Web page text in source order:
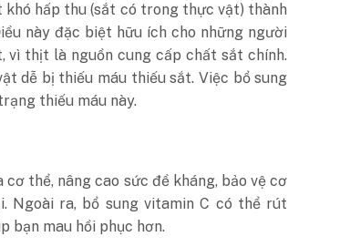
hấp thu (sắt có trong thực vật) thành
này đặc biệt hữu ích cho những người
vì thịt là nguồn cung cấp chất sắt chính.
dễ bị thiếu máu thiếu sắt. Việc bổ sung
thiếu máu này.
thể, nâng cao sức đề kháng, bảo vệ cơ
Ngoài ra, bổ sung vitamin C có thể rút
bạn mau hồi phục hơn.